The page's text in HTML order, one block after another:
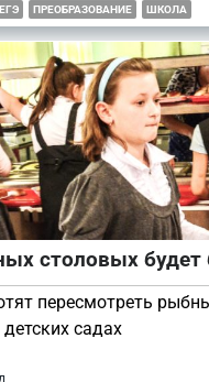
ЕГЭ ПРЕОБРАЗОВАНИЕ ШКОЛА
столовых
пересмотреть
садах